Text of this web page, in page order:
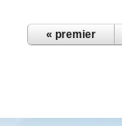
PAGES
« premier